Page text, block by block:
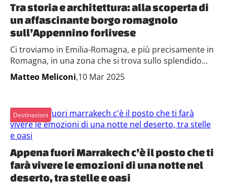
Tra storia e architettura: alla scoperta di
un affascinante borgo romagnolo
sull’Appennino forlivese
Ci troviamo in Emilia-Romagna, e più precisamente in
Romagna, in una zona che si trova sullo splendido...
Matteo Meliconi,10 Mar 2025
Destinazioni
Appena fuori Marrakech c’è il posto che ti
farà vivere le emozioni di una notte nel
deserto, tra stelle e oasi